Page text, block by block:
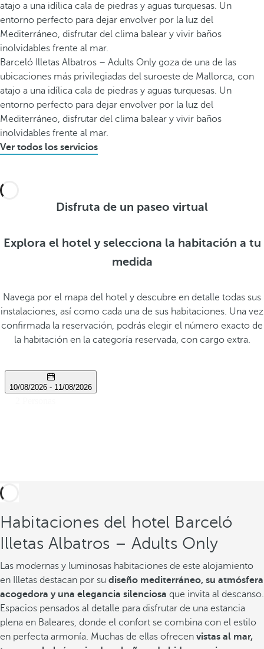
atajo a una idílica cala de piedras y aguas turquesas. Un
entorno perfecto para dejar envolver por la luz del
Mediterráneo, disfrutar del clima balear y vivir baños
inolvidables frente al mar.
Barceló Illetas Albatros – Adults Only goza de una de las
ubicaciones más privilegiadas del suroeste de Mallorca, con
atajo a una idílica cala de piedras y aguas turquesas. Un
entorno perfecto para dejar envolver por la luz del
Mediterráneo, disfrutar del clima balear y vivir baños
inolvidables frente al mar.
Ver todos los servicios
Disfruta de un paseo virtual
Explora el hotel y selecciona la habitación a tu
medida
Navega por el mapa del hotel y descubre en detalle todas sus
instalaciones, así como cada una de sus habitaciones. Una vez
confirmada la reservación, podrás elegir el número exacto de
la habitación en la categoría reservada, con cargo extra.
Habitaciones del hotel Barceló
Illetas Albatros – Adults Only
Las modernas y luminosas habitaciones de este alojamiento
en Illetas destacan por su diseño mediterráneo, su atmósfera
acogedora y una elegancia silenciosa que invita al descanso.
Espacios pensados al detalle para disfrutar de una estancia
plena en Baleares, donde el confort se combina con el estilo
en perfecta armonía. Muchas de ellas ofrecen vistas al mar,